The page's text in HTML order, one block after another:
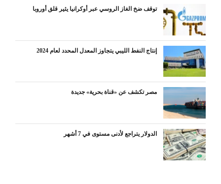
توقف ضخ الغاز الروسي عبر أوكرانيا يثير قلق أوروبا
إنتاج النفط الليبي يتجاوز المعدل المحدد لعام 2024
مصر تكشف عن «قناة بحرية» جديدة
الدولار يتراجع لأدنى مستوى في 7 أشهر